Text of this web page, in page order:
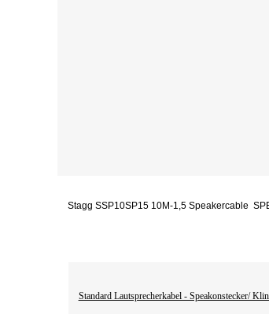
Stagg SSP10SP15 10M-1,5 Speakercable
Standard Lautsprecherkabel - Speakonstecker/